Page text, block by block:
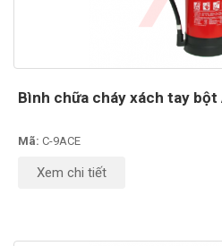
Bình chữa cháy xách tay bột
Mã: C-9ACE
Xem chi tiết